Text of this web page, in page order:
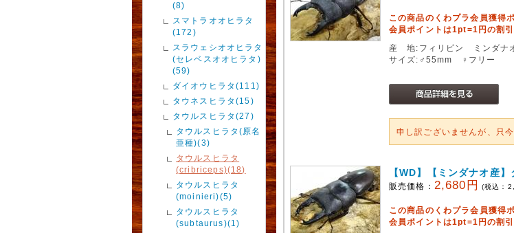
(8)
スマトラオオヒラタ
(172)
スラウェシオオヒラタ
(セレベスオオヒラタ)
(59)
ダイオウヒラタ(111)
タウネスヒラタ(15)
タウルスヒラタ(27)
タウルスヒラタ(原名
亜種)(3)
タウルスヒラタ
(cribriceps)(18)
タウルスヒラタ
(moinieri)(5)
タウルスヒラタ
(subtaurus)(1)
この商品のくわプラ会員獲得
会員ポイントは1pt=1円の割
産 地:フィリピン ミンダナ
サイズ:♂55mm ♀フリー
申し訳ございませんが、只
【WD】【ミンダナオ産
販売価格： 2,680円 (税込：
この商品のくわプラ会員獲得
会員ポイントは1pt=1円の割